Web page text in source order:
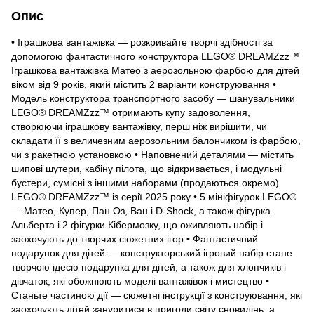
Опис
• Іграшкова вантажівка — розкривайте творчі здібності за
допомогою фантастичного конструктора LEGO® DREAMZzz™
Іграшкова вантажівка Матео з аерозольною фарбою для дітей
віком від 9 років, який містить 2 варіанти конструювання •
Модель конструктора транспортного засобу — шанувальники
LEGO® DREAMZzz™ отримають купу задоволення,
створюючи іграшкову вантажівку, перш ніж вирішити, чи
складати її з величезним аерозольним балончиком із фарбою,
чи з ракетною установкою • Наповнений деталями — містить
шипові шутери, кабіну пілота, що відкривається, і модульні
бустери, сумісні з іншими наборами (продаються окремо)
LEGO® DREAMZzz™ із серії 2025 року • 5 мініфігурок LEGO®
— Матео, Купер, Пан Оз, Ван і D-Shock, а також фігурка
Альберта і 2 фігурки Кібермозку, що оживляють набір і
заохочують до творчих сюжетних ігор • Фантастичний
подарунок для дітей — конструкторський ігровий набір стане
творчою ідеєю подарунка для дітей, а також для хлопчиків і
дівчаток, які обожнюють моделі вантажівок і мистецтво •
Станьте частиною дії — сюжетні інструкції з конструювання, які
заохочують дітей зануритися в пригоди світу сновидінь, а